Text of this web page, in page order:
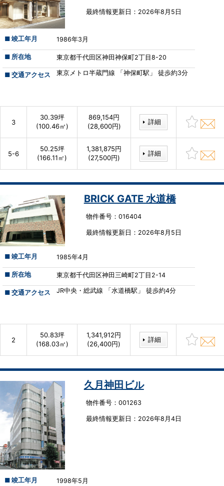
最終情報更新⽇：2026年8月5日
■ 竣工年月 1986年3月
■ 所在地 東京都千代田区神田神保町2丁目8-20
■ 交通アクセス 東京メトロ半蔵門線 「神保町駅」 徒歩約3分
3
30.39坪
(100.46㎡)
869,154円
(28,600円)
詳細
5-6
50.25坪
(166.11㎡)
1,381,875円
(27,500円)
詳細
BRICK GATE 水道橋
物件番号：016404
最終情報更新⽇：2026年8月5日
■ 竣工年月 1985年4月
■ 所在地 東京都千代田区神田三崎町2丁目2-14
■ 交通アクセス JR中央・総武線 「水道橋駅」 徒歩約4分
2
50.83坪
(168.03㎡)
1,341,912円
(26,400円)
詳細
久月神田ビル
物件番号：001263
最終情報更新⽇：2026年8月4日
■ 竣工年月 1998年5月